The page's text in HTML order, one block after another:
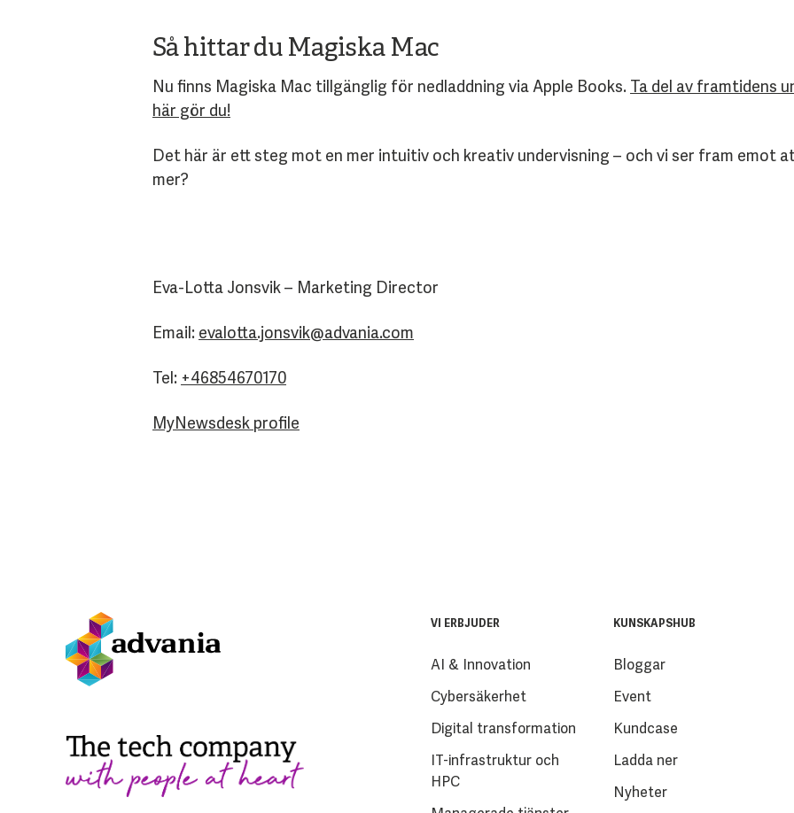
Så hittar du Magiska Mac
Nu finns Magiska Mac tillgänglig för nedladdning via Apple Books. Ta del av framtidens
här gör du!
Det här är ett steg mot en mer intuitiv och kreativ undervisning – och vi ser fram emot
mer?
Eva-Lotta Jonsvik – Marketing Director
Email: evalotta.jonsvik@advania.com
Tel: +46854670170
MyNewsdesk profile
VI ERBJUDER
AI & Innovation
Cybersäkerhet
Digital transformation
IT-infrastruktur och
HPC
KUNSKAPSHUB
Bloggar
Event
Kundcase
Ladda ner
Nyheter